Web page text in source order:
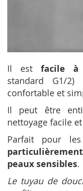
Il est facile à
standard G1/
confortable et
Il peut être
nettoyage facile
Parfait pour
peaux sensibles.
Le tuyau de